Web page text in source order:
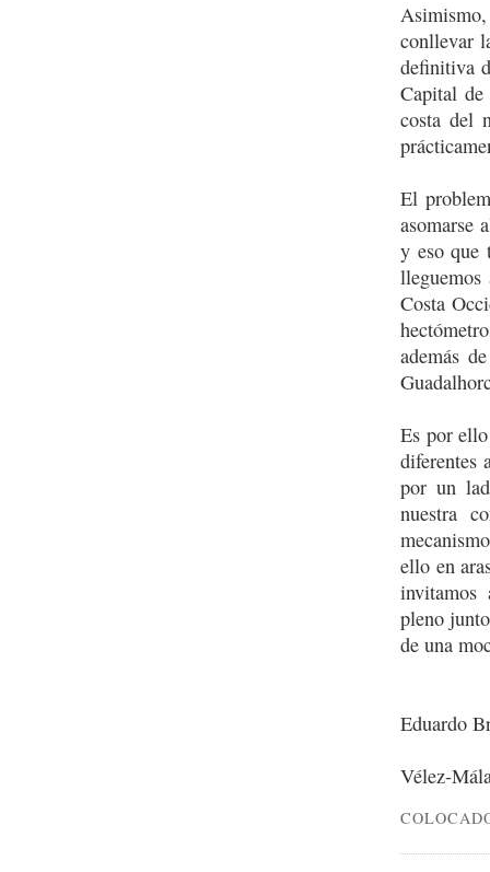
Asimismo,
conllevar
definitiva
Capital
costa del
El
asomarse
y eso que
Costa
además
Es por
diferentes
por un
nuestra
ello en
invitamos
pleno
de una
Eduardo
Vélez-